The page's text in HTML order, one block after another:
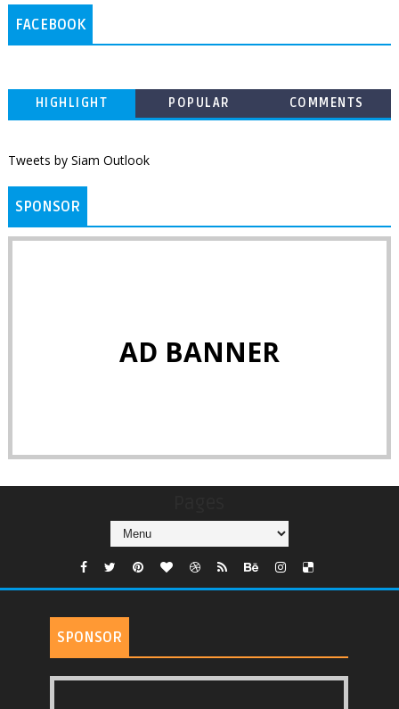
FACEBOOK
HIGHLIGHT POPULAR COMMENTS
Tweets by Siam Outlook
SPONSOR
AD BANNER
SPONSOR